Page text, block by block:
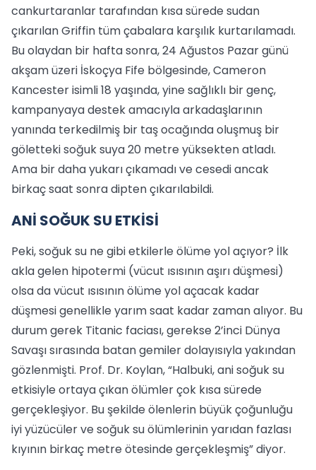
cankurtaranlar tarafından kısa sürede sudan
çıkarılan Griffin tüm çabalara karşılık kurtarılamadı.
Bu olaydan bir hafta sonra, 24 Ağustos Pazar günü
akşam üzeri İskoçya Fife bölgesinde, Cameron
Kancester isimli 18 yaşında, yine sağlıklı bir genç,
kampanyaya destek amacıyla arkadaşlarının
yanında terkedilmiş bir taş ocağında oluşmuş bir
göletteki soğuk suya 20 metre yüksekten atladı.
Ama bir daha yukarı çıkamadı ve cesedi ancak
birkaç saat sonra dipten çıkarılabildi.
ANİ SOĞUK SU ETKİSİ
Peki, soğuk su ne gibi etkilerle ölüme yol açıyor? İlk
akla gelen hipotermi (vücut ısısının aşırı düşmesi)
olsa da vücut ısısının ölüme yol açacak kadar
düşmesi genellikle yarım saat kadar zaman alıyor. Bu
durum gerek Titanic faciası, gerekse 2’inci Dünya
Savaşı sırasında batan gemiler dolayısıyla yakından
gözlenmişti. Prof. Dr. Koylan, “Halbuki, ani soğuk su
etkisiyle ortaya çıkan ölümler çok kısa sürede
gerçekleşiyor. Bu şekilde ölenlerin büyük çoğunluğu
iyi yüzücüler ve soğuk su ölümlerinin yarıdan fazlası
kıyının birkaç metre ötesinde gerçekleşmiş” diyor.